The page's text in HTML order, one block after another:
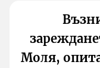
Моля,